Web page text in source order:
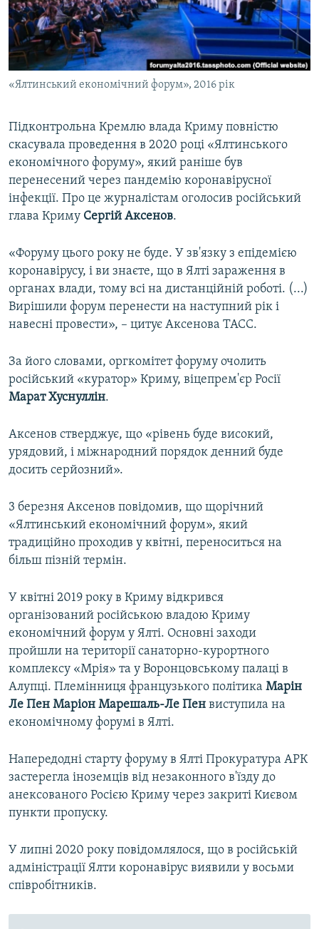
ВІДЕОУРОКИ «ELIFBE»
СВІДЧЕННЯ ОКУПАЦІЇ
УКРАЇНСЬКА ПРОБЛЕМА КРИМУ
ІНФОГРАФІКА
Русский
Qırımtatar
ДОЛУЧАЙСЯ!
Усі сайти RFE/RL
«Ялтинський економічний форум», 2016 рік
Підконтрольна Кремлю влада Криму повністю
скасувала проведення в 2020 році «Ялтинського
економічного форуму», який раніше був
перенесений через пандемію коронавірусної
інфекції. Про це журналістам оголосив російський
глава Криму Сергій Аксенов.
«Форуму цього року не буде. У зв'язку з епідемією
коронавірусу, і ви знаєте, що в Ялті зараження в
органах влади, тому всі на дистанційній роботі. (...)
Вирішили форум перенести на наступний рік і
навесні провести», –​ цитує Аксенова ТАСС.
За його словами, оргкомітет форуму очолить
російський «куратор» Криму, віцепрем'єр Росії
Марат Хуснуллін.
Аксенов стверджує, що «рівень буде високий,
урядовий, і міжнародний порядок денний буде
досить серйозний».
3 березня Аксенов повідомив, що щорічний
«Ялтинський економічний форум», який
традиційно проходив у квітні, переноситься на
більш пізній термін.
У квітні 2019 року в Криму відкрився
організований російською владою Криму
економічний форум у Ялті. Основні заходи
пройшли на території санаторно-курортного
комплексу «Мрія» та у Воронцовському палаці в
Алупці. Племінниця французького політика Марін
Ле Пен Маріон Марешаль-Ле Пен виступила на
економічному форумі в Ялті.
Напередодні старту форуму в Ялті Прокуратура АРК
застерегла іноземців від незаконного в'їзду до
анексованого Росією Криму через закриті Києвом
пункти пропуску.
У липні 2020 року повідомлялося, що в російській
адміністрації Ялти коронавірус виявили у восьми
співробітників.